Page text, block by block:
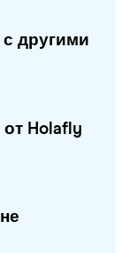
другими
Holafly